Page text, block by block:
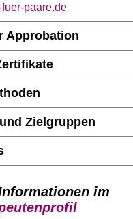
paare.de
Approbation
Zielgruppen
im